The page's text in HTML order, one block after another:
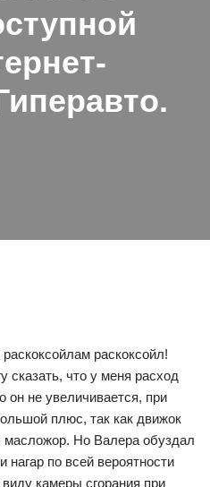
раскоксойл!
сказать, что у меня расход
он не увеличивается, при
плюс, так как движок
масложор. Но Валера обуздал
нагар по всей вероятности
камеры сгорания при